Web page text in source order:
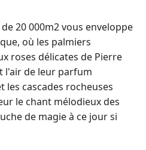
20 000m2 vous enveloppe
où les palmiers
roses délicates de Pierre
l'air de leur parfum
les cascades rocheuses
le chant mélodieux des
de magie à ce jour si